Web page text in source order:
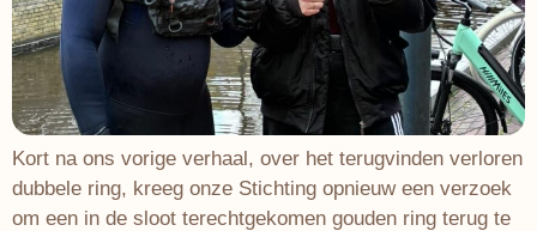
Kort na ons vorige verhaal, over het terugvinden verloren
dubbele ring, kreeg onze Stichting opnieuw een verzoek
om een in de sloot terechtgekomen gouden ring terug te